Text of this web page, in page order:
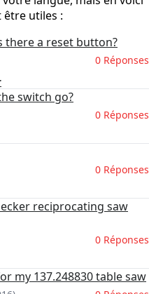
utiles :
there a reset button?
0 Réponses
switch go?
0 Réponses
0 Réponses
reciprocating saw
0 Réponses
my 137.248830 table saw